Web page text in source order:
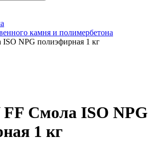
камня и полимербетона
NPG полиэфирная 1 кг
FF Смола ISO NPG
1 кг